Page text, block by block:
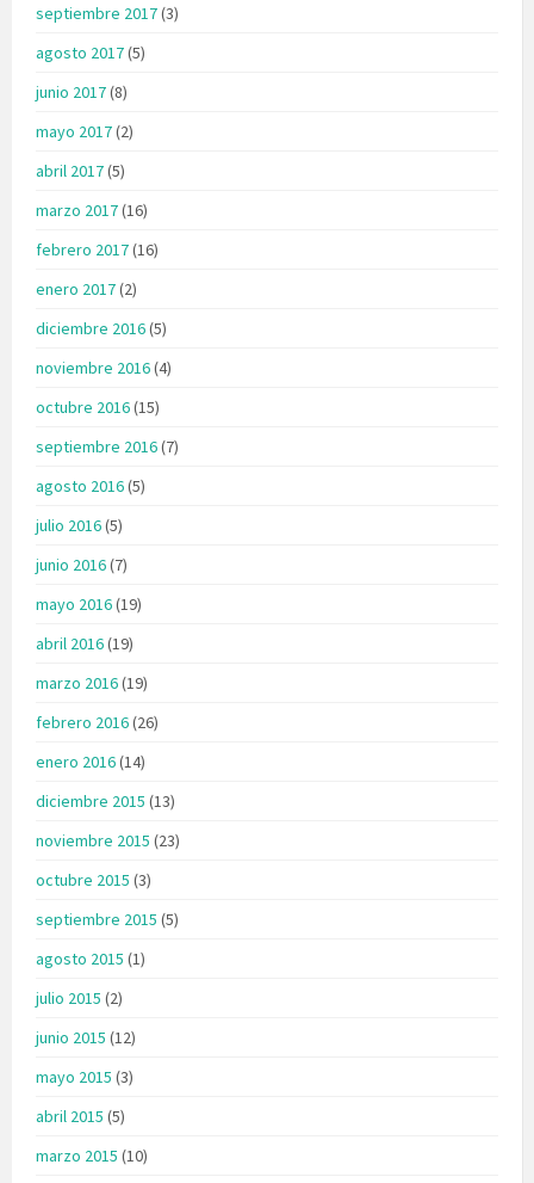
septiembre 2017(3)
agosto 2017(5)
junio 2017(8)
mayo 2017(2)
abril 2017(5)
marzo 2017(16)
febrero 2017(16)
enero 2017(2)
diciembre 2016(5)
noviembre 2016(4)
octubre 2016(15)
septiembre 2016(7)
agosto 2016(5)
julio 2016(5)
junio 2016(7)
mayo 2016(19)
abril 2016(19)
marzo 2016(19)
febrero 2016(26)
enero 2016(14)
diciembre 2015 (13)
noviembre 2015 (23)
octubre 2015 (3)
septiembre 2015 (5)
agosto 2015 (1)
julio 2015 (2)
junio 2015 (12)
mayo 2015 (3)
abril 2015 (5)
marzo 2015 (10)